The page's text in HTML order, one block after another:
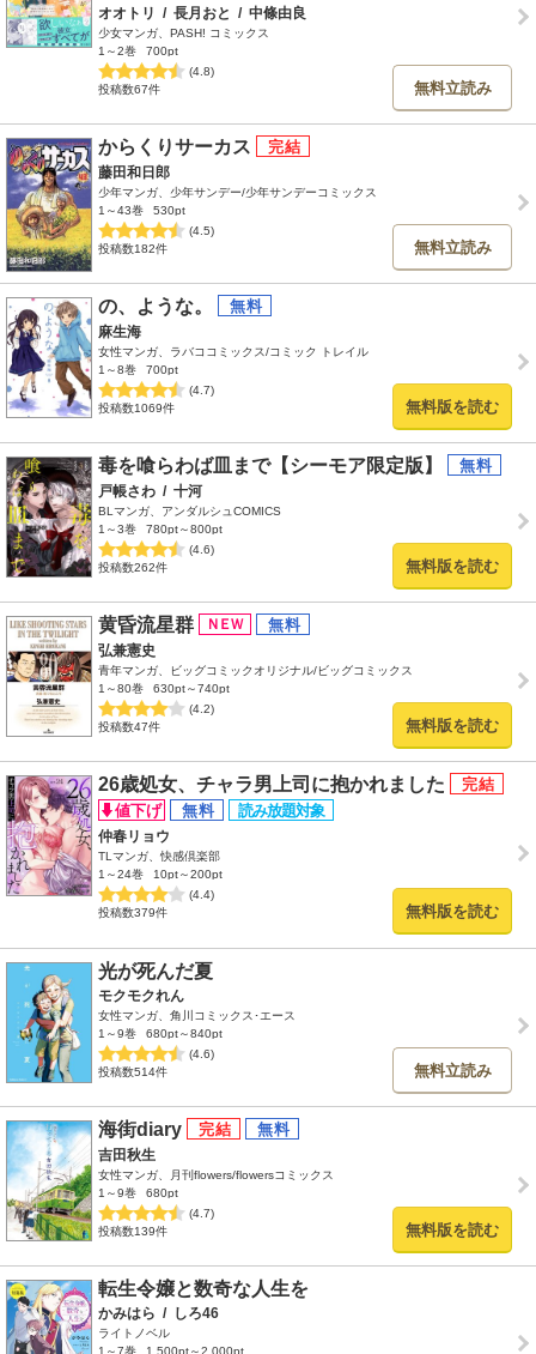
オオトリ / 長月おと / 中條由良
少女マンガ、PASH! コミックス
1～2巻
700pt
(4.8)
投稿数67件
無料立読み
からくりサーカス
藤田和日郎
少年マンガ、少年サンデー/少年サンデーコミックス
1～43巻
530pt
(4.5)
投稿数182件
無料立読み
の、ような。
麻生海
女性マンガ、ラバココミックス/コミック トレイル
1～8巻
700pt
(4.7)
投稿数1069件
無料版を読む
毒を喰らわば皿まで【シーモア限定版】
戸帳さわ / 十河
BLマンガ、アンダルシュCOMICS
1～3巻
780pt～800pt
(4.6)
投稿数262件
無料版を読む
黄昏流星群
弘兼憲史
青年マンガ、ビッグコミックオリジナル/ビッグコミックス
1～80巻
630pt～740pt
(4.2)
投稿数47件
無料版を読む
26歳処女、チャラ男上司に抱かれました
仲春リョウ
TLマンガ、快感倶楽部
1～24巻
10pt～200pt
(4.4)
投稿数379件
無料版を読む
光が死んだ夏
モクモクれん
女性マンガ、角川コミックス･エース
1～9巻
680pt～840pt
(4.6)
投稿数514件
無料立読み
海街diary
吉田秋生
女性マンガ、月刊flowers/flowersコミックス
1～9巻
680pt
(4.7)
投稿数139件
無料版を読む
転生令嬢と数奇な人生を
かみはら / しろ46
ライトノベル
1～7巻
1,500pt～2,000pt